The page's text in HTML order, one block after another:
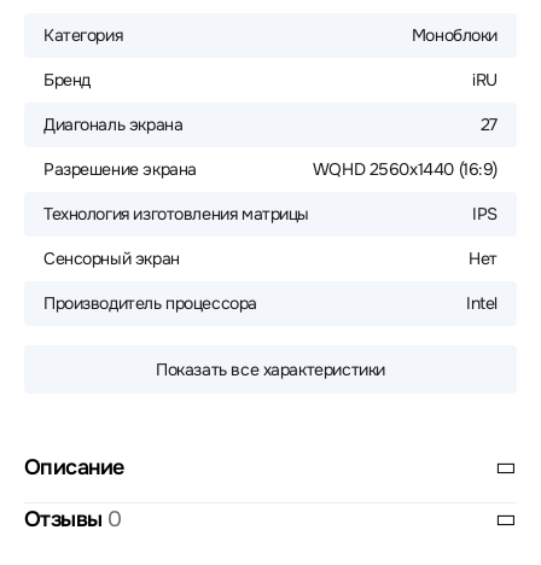
Категория Моноблоки
Бренд iRU
Диагональ экрана 27
Разрешение экрана WQHD 2560x1440 (16:9)
Технология изготовления матрицы IPS
Сенсорный экран Нет
Производитель процессора Intel
Показать все характеристики
Описание
Отзывы 0